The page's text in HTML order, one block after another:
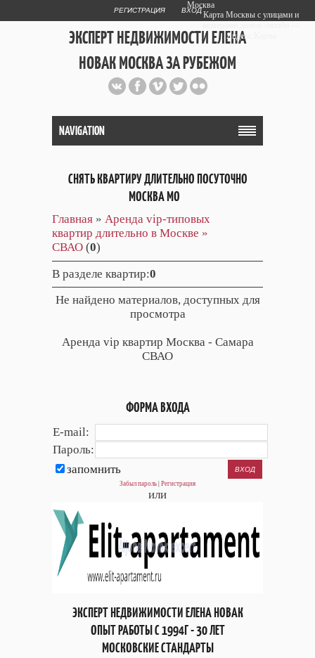
РЕГИСТРАЦИЯ ВХОД
ЭКСПЕРТ НЕДВИЖИМОСТИ ЕЛЕНА
НОВАК МОСКВА ЗА РУБЕЖОМ
Публичный сайт эксперта автора
web дизайнера+7 903 708 1884
NAVIGATION
СНЯТЬ КВАРТИРУ ДЛИТЕЛЬНО ПОСУТОЧНО
МОСКВА МО
Главная » Аренда vip-типовых
квартир длительно в Москве »
СВАО (0)
В разделе квартир:0
Не найдено материалов, доступных для
просмотра
Аренда vip квартир Москва - Самара
СВАО
ФОРМА ВХОДА
E-mail:
Пароль:
запомнить
Забыл пароль Регистрация
или
ЭКСПЕРТ НЕДВИЖИМОСТИ ЕЛЕНА НОВАК
ОПЫТ РАБОТЫ С 1994Г - 30 ЛЕТ
МОСКОВСКИЕ СТАНДАРТЫ
Москва
Карта Москвы с улицами и
Яндекс.Карты